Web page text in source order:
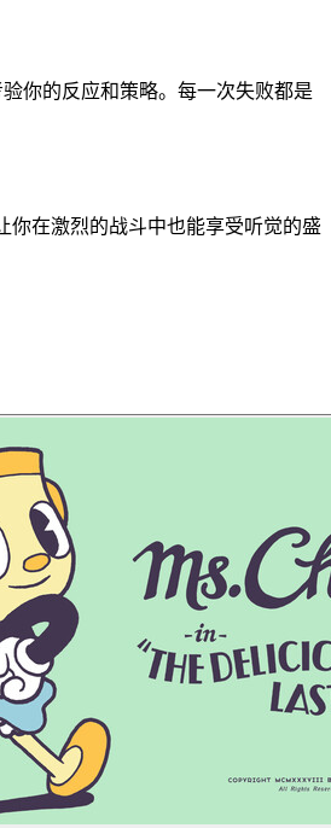
你的反应和策略。每一次失败都是
你在激烈的战斗中也能享受听觉的盛